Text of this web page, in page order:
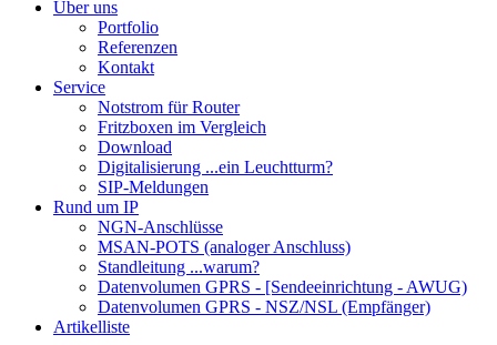
Über uns
Portfolio
Referenzen
Kontakt
Service
Notstrom für Router
Fritzboxen im Vergleich
Download
Digitalisierung ...ein Leuchtturm?
SIP-Meldungen
Rund um IP
NGN-Anschlüsse
MSAN-POTS (analoger Anschluss)
Standleitung ...warum?
Datenvolumen GPRS - [Sendeeinrichtung - AWUG)
Datenvolumen GPRS - NSZ/NSL (Empfänger)
Artikelliste